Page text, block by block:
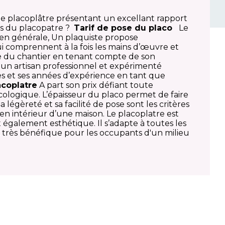
placoplâtre présentant un excellant rapport
du placopatre ? Tarif de pose du placo
Le
en générale, Un plaquiste propose
comprennent à la fois les mains d’œuvre et
du chantier en tenant compte de son
artisan professionnel et expérimenté
et ses années d’expérience en tant que
A part son prix défiant toute
L’épaisseur du placo permet de faire
légèreté et sa facilité de pose sont les critères
intérieur d’une maison. Le placoplatre est
esthétique. Il s’adapte à toutes les
bénéfique pour les occupants d'un milieu